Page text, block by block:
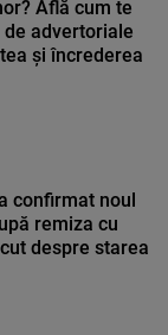
Află cum te
advertoriale
și încrederea
confirmat noul
remiza cu
despre starea